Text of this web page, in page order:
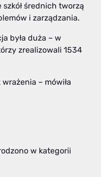
średnich tworzą
i zarządzania.
była duża – w
zrealizowali 1534
– mówiła
w kategorii